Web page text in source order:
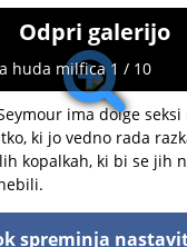
Odpri galerijo
huda milfica 1 / 10
ima dolge seksi
ki jo vedno rada
kopalkah, ki bi se jih
spreminja